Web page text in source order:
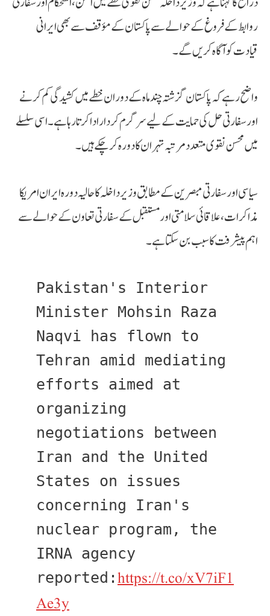
روابط کے فروغ کے حوالے سے پاکستان کے مؤقف سے بھی ایرانی
قیادت کو آگاہ کریں گے۔
واضح رہے کہ پاکستان گزشتہ چند ماہ کے دوران خطے میں کشیدگی کم کرنے
اور سفارتی حل کی حمایت کے لیے سرگرم کردار ادا کرتا رہا ہے۔ اسی سلسلے
میں محسن نقوی متعدد مرتبہ تہران کا دورہ کرچکے ہیں۔
سیاسی اور سفارتی مبصرین کے مطابق وزیر داخلہ کا حالیہ دورہ ایران امریکا
مذاکرات، علاقائی سلامتی اور مستقبل کے سفارتی تعاون کے حوالے سے
اہم پیشرفت کا سبب بن سکتا ہے۔
Pakistan's Interior
Minister Mohsin Raza
Naqvi has flown to
Tehran amid mediating
efforts aimed at
organizing
negotiations between
Iran and the United
States on issues
concerning Iran's
nuclear program, the
IRNA agency
reported: https://t.co/xV7iF1
Ae3y